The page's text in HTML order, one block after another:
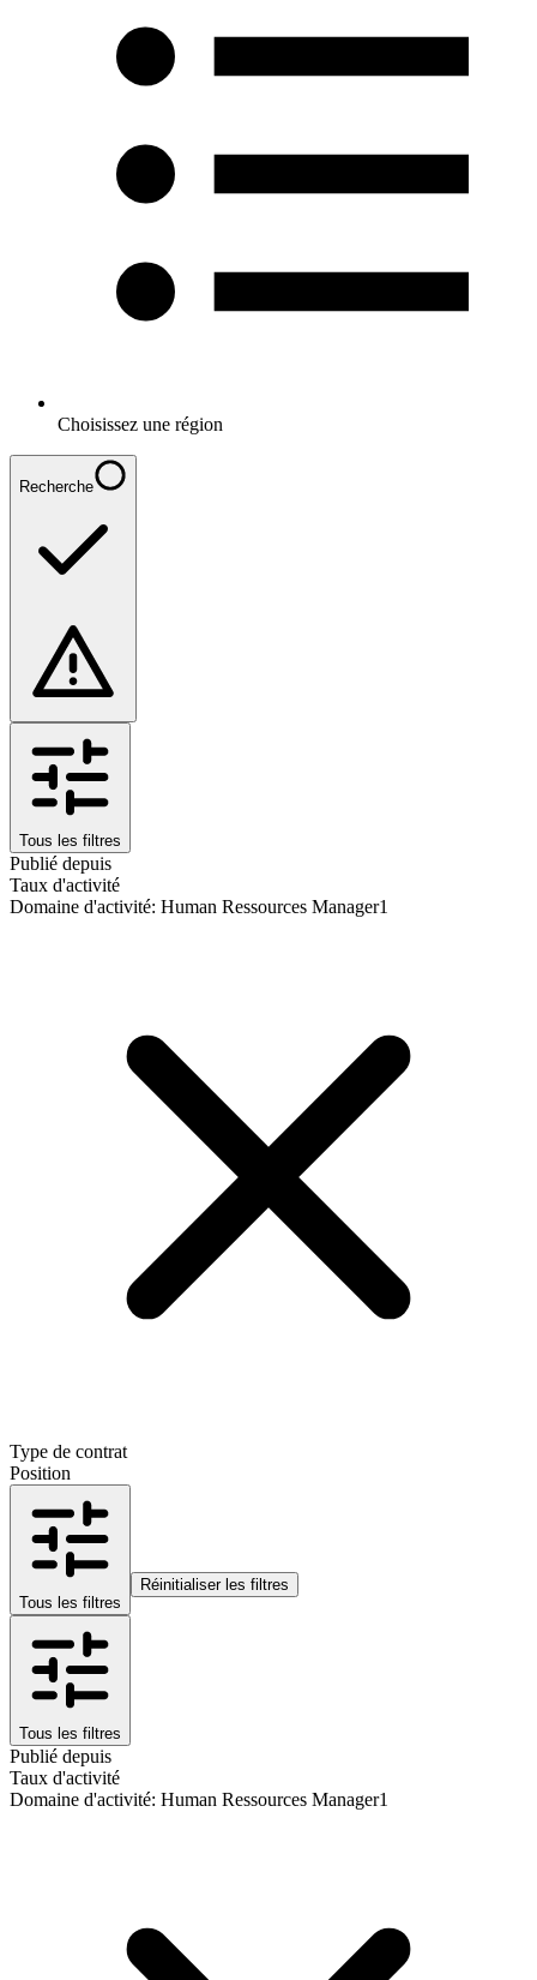
Choisissez une région
Recherche
Tous les filtres
Publié depuis
Taux d'activité
Domaine d'activité: Human Ressources Manager1
Type de contrat
Position
Tous les filtres
Réinitialiser les filtres
Tous les filtres
Publié depuis
Taux d'activité
Domaine d'activité: Human Ressources Manager1